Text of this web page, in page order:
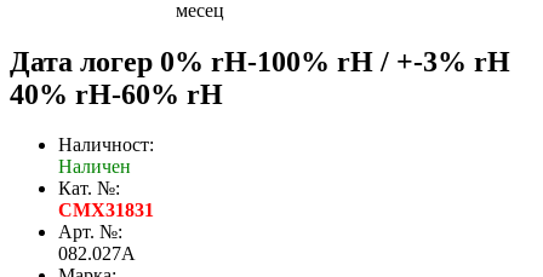
месец
Дата логер 0% rH-100% rH / +-3% rH
40% rH-60% rH
Наличност:
Наличен
Кат. №:
CMX31831
Арт. №:
082.027A